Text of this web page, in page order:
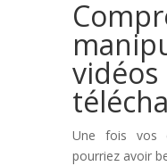
vidéos
Une fois vos
pourriez avoir